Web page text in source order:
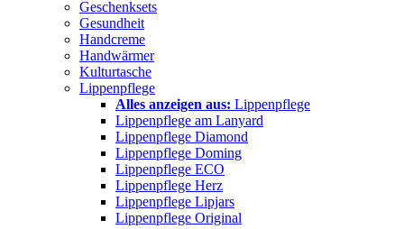
Geschenksets
Gesundheit
Handcreme
Handwärmer
Kulturtasche
Lippenpflege
Alles anzeigen aus: Lippenpflege
Lippenpflege am Lanyard
Lippenpflege Diamond
Lippenpflege Doming
Lippenpflege ECO
Lippenpflege Herz
Lippenpflege Lipjars
Lippenpflege Original